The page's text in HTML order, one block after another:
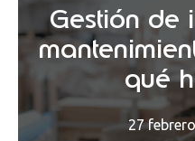
Gestión de
qué
27